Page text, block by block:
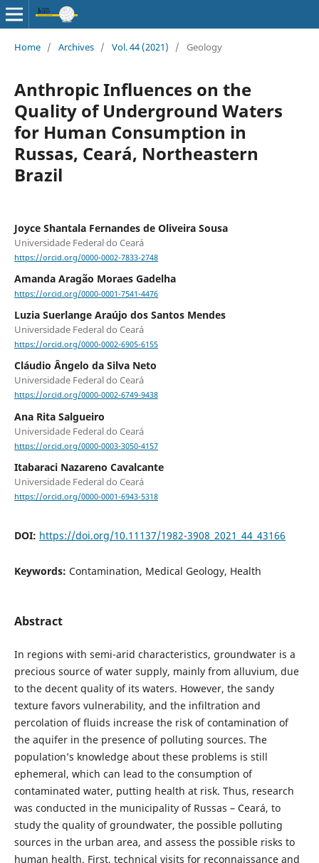
Home / Archives / Vol. 44 (2021) / Geology
Anthropic Influences on the
Quality of Underground Waters
for Human Consumption in
Russas, Ceará, Northeastern
Brazil
Joyce Shantala Fernandes de Oliveira Sousa
Universidade Federal do Ceará
https://orcid.org/0000-0002-7833-2748
Amanda Aragão Moraes Gadelha
https://orcid.org/0000-0001-7541-4476
Luzia Suerlange Araújo dos Santos Mendes
Universidade Federal do Ceará
https://orcid.org/0000-0002-6905-6155
Cláudio Ângelo da Silva Neto
Universidade Federal do Ceará
https://orcid.org/0000-0002-6749-9438
Ana Rita Salgueiro
Universidade Federal do Ceará
https://orcid.org/0000-0003-3050-4157
Itabaraci Nazareno Cavalcante
Universidade Federal do Ceará
https://orcid.org/0000-0001-6943-5318
DOI: https://doi.org/10.11137/1982-3908_2021_44_43166
Keywords: Contamination, Medical Geology, Health
Abstract
In regions with semi-arid characteristics, groundwater is a
precious source of water supply, mainly from alluvium, due
to the decent quality of its waters. However, the sandy
texture favors vulnerability, and the infiltration and
percolation of fluids increase the risk of contamination of
the aquifer in the presence of polluting sources. The
population’s knowledge about these problems is still
ephemeral, which can lead to the consumption of
contaminated water, putting health at risk. Thus, research
was conducted in the municipality of Russas – Ceará, to
study the quality of groundwater, the possible polluting
sources in the urban area, and assess the possible risks to
human health. First, technical visits for reconnaissance and